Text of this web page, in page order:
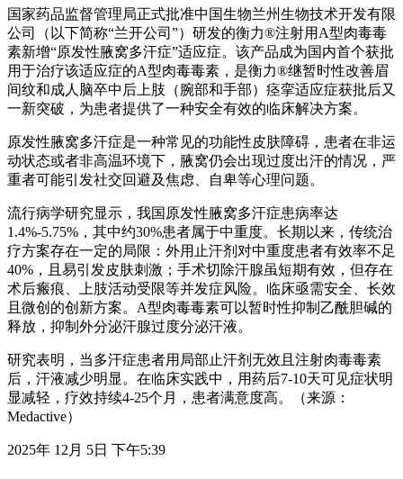
国家药品监督管理局正式批准中国生物兰州生物技术开发有限
公司（以下简称“兰开公司”）研发的衡力®注射用A型肉毒毒
素新增“原发性腋窝多汗症”适应症。该产品成为国内首个获批
用于治疗该适应症的A型肉毒毒素，是衡力®继暂时性改善眉
间纹和成人脑卒中后上肢（腕部和手部）痉挛适应症获批后又
一新突破，为患者提供了一种安全有效的临床解决方案。
原发性腋窝多汗症是一种常见的功能性皮肤障碍，患者在非运
动状态或者非高温环境下，腋窝仍会出现过度出汗的情况，严
重者可能引发社交回避及焦虑、自卑等心理问题。
流行病学研究显示，我国原发性腋窝多汗症患病率达
1.4%-5.75%，其中约30%患者属于中重度。长期以来，传统治
疗方案存在一定的局限：外用止汗剂对中重度患者有效率不足
40%，且易引发皮肤刺激；手术切除汗腺虽短期有效，但存在
术后瘢痕、上肢活动受限等并发症风险。临床亟需安全、长效
且微创的创新方案。A型肉毒毒素可以暂时性抑制乙酰胆碱的
释放，抑制外分泌汗腺过度分泌汗液。
研究表明，当多汗症患者用局部止汗剂无效且注射肉毒毒素
后，汗液减少明显。在临床实践中，用药后7-10天可见症状明
显减轻，疗效持续4-25个月，患者满意度高。（来源：
Medactive）
2025年 12月 5日 下午5:39